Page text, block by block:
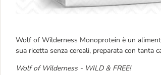
Wolf of Wilderness Monoprotein è un
sua ricetta senza cereali, preparata con tanta
Wolf of Wilderness - WILD & FREE!